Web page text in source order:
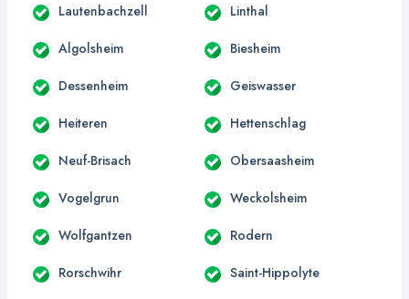
Lautenbachzell Linthal
Algolsheim Biesheim
Dessenheim Geiswasser
Heiteren Hettenschlag
Neuf-Brisach Obersaasheim
Vogelgrun Weckolsheim
Wolfgantzen Rodern
Rorschwihr Saint-Hippolyte